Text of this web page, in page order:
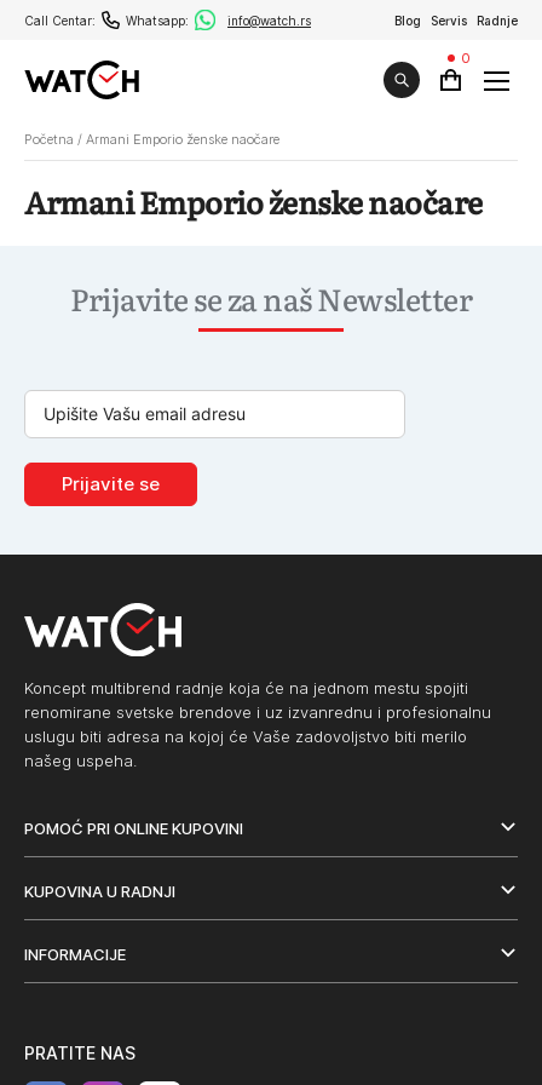
Call Centar: Whatsapp: info@watch.rs Blog Servis Radnje
0
Početna / Armani Emporio ženske naočare
Armani Emporio ženske naočare
Prijavite se za naš Newsletter
Prijavite se
Koncept multibrend radnje koja će na jednom mestu spojiti
renomirane svetske brendove i uz izvanrednu i profesionalnu
uslugu biti adresa na kojoj će Vaše zadovoljstvo biti merilo
našeg uspeha.
POMOĆ PRI ONLINE KUPOVINI
KUPOVINA U RADNJI
INFORMACIJE
PRATITE NAS